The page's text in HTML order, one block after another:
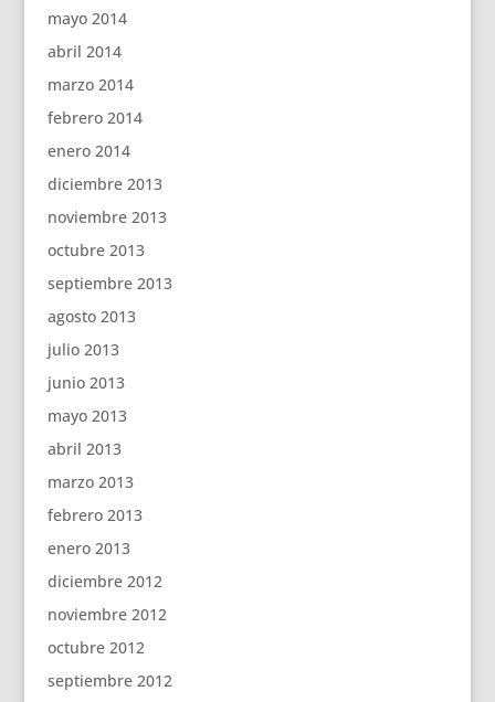
mayo 2014
abril 2014
marzo 2014
febrero 2014
enero 2014
diciembre 2013
noviembre 2013
octubre 2013
septiembre 2013
agosto 2013
julio 2013
junio 2013
mayo 2013
abril 2013
marzo 2013
febrero 2013
enero 2013
diciembre 2012
noviembre 2012
octubre 2012
septiembre 2012